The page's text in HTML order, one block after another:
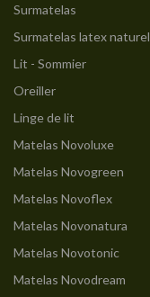
Surmatelas
Surmatelas latex naturel
Lit - Sommier
Oreiller
Linge de lit
Matelas Novoluxe
Matelas Novogreen
Matelas Novoflex
Matelas Novonatura
Matelas Novotonic
Matelas Novodream